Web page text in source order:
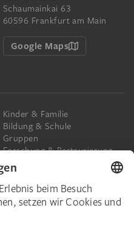
Schaumainkai 63
60596 Frankfurt am Main
Google Maps
Kinder & Familie
Bildung & Schule
Gruppen
Forschung & Restaurierung
Presse